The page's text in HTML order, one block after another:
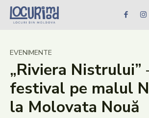
Caută în site...
Știri
Evenimente
Dezvoltare rurală
EVENIMENTE
„Riviera Nistrului”
festival pe malul
la Molovata Nouă